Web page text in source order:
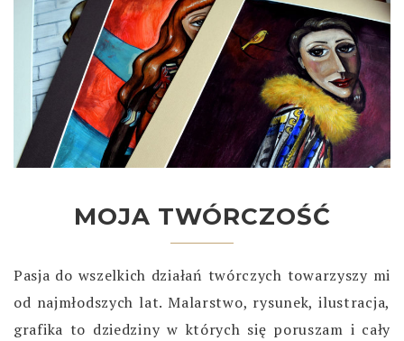
MOJA TWÓRCZOŚĆ
Pasja do wszelkich działań twórczych towarzyszy mi
od najmłodszych lat. Malarstwo, rysunek, ilustracja,
grafika to dziedziny w których się poruszam i cały